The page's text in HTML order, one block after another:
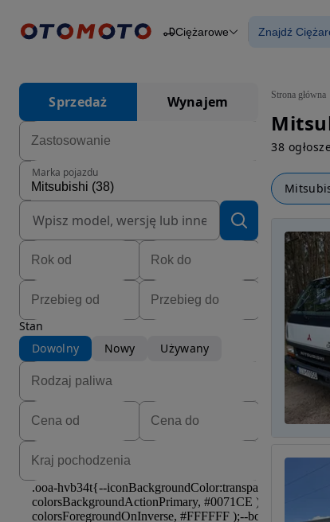
Osobowe
Przyczepy
Ciężarowe Znajdź
Strona główna
38
Sprzedaż Wynajem
Marka pojazdu
Stan
Dowolny
Nowy Używany